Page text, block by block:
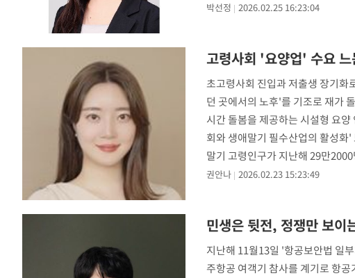
박선정 2026.02.25 16:23:04
고령사회 '요양업' 수요
초고령사회 진입과 저출생 장기화
던 곳에서의 노후'를 기조로 재가
시간 돌봄을 제공하는 시설형 요
회와 생애말기 필수산업의 활성화
말기 고령인구가 지난해 29만
다.
권안나 2026.02.23 15:23:49
민생은 뒷전, 정쟁만 보이
지난해 11월13일 '항공보안법 일
주항공 여객기 참사를 계기로 항